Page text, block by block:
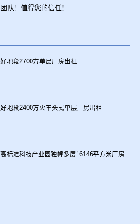
队！值得您的信任！
地段2700方单层厂房出租
地段2400方火车头式单层厂房出租
标准科技产业园独幢多层16146平方米厂房